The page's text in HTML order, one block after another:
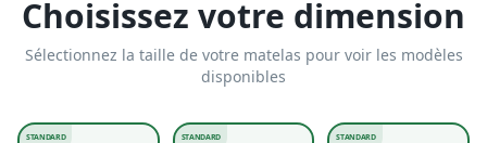
Choisissez votre dimension
Sélectionnez la taille de votre matelas pour voir les modèles
disponibles
STANDARD STANDARD STANDARD